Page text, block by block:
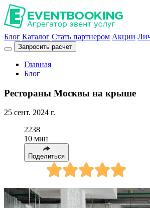
Блог Каталог Стать партнером Акции
Запросить расчет
Главная
Блог
Рестораны Москвы на крыше
25 сент. 2024 г.
2238
10 мин
Поделиться